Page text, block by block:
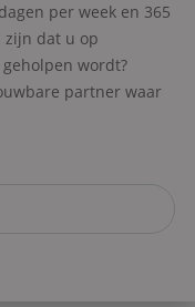
per week en 365
zijn dat u op
wordt?
partner waar